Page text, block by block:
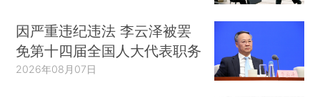
因严重违纪违法 李云泽被罢
免第十四届全国人大代表职务
2026年08月07日